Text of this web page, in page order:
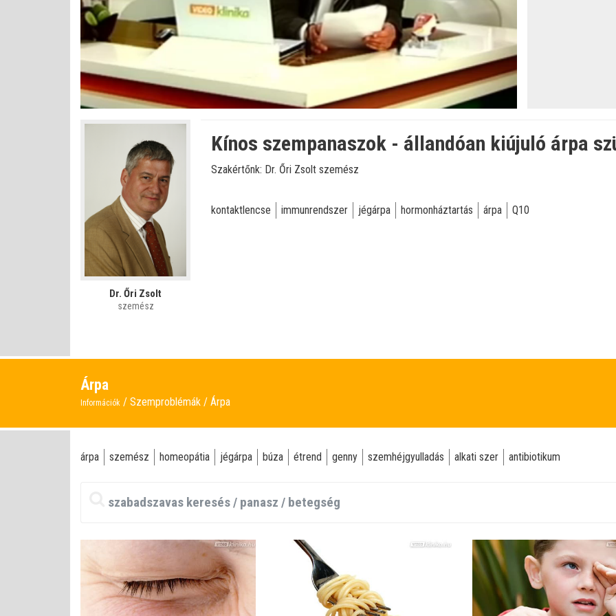
Némítás
kikapcsolva
Betöltve :
0%
Állapot
0%
Dr. Őri Zsolt
szemész
Kínos szempanaszok - állandóan kiújuló árpa
Szakértőnk: Dr. Őri Zsolt szemész
kontaktlencse immunrendszer jégárpa hormonháztartás árpa Q10
Árpa
Információk Szemproblémák Árpa
árpa szemész homeopátia jégárpa búza étrend genny szemhéjgyulladás alkati szer antibiotikum